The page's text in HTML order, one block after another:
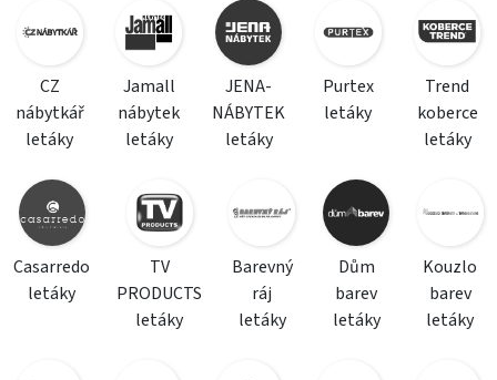
CZ
nábytkář
letáky
Jamall
nábytek
letáky
JENA-
NÁBYTEK
letáky
Purtex
letáky
Trend
koberce
letáky
Casarredo
letáky
TV
PRODUCTS
letáky
Barevný
ráj
letáky
Dům
barev
letáky
Kouzlo
barev
letáky